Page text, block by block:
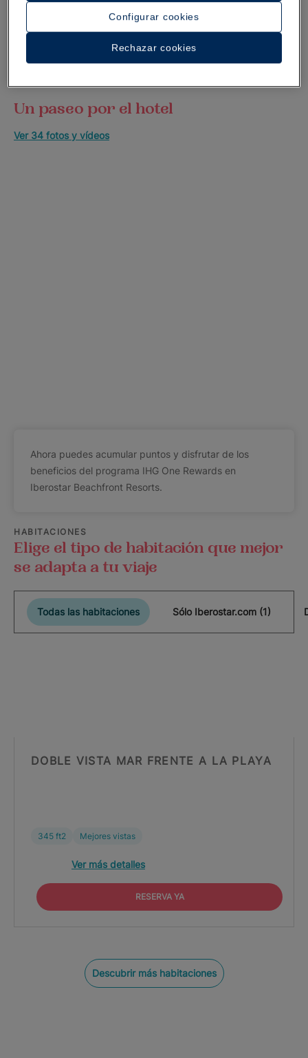
Un paseo por el hotel
Ver 34 fotos y vídeos
Ahora puedes acumular puntos y disfrutar de los
beneficios del programa IHG One Rewards en
Iberostar Beachfront Resorts.
HABITACIONES
Elige el tipo de habitación que mejor
se adapta a tu viaje
Todas las habitaciones Sólo Iberostar.com (1)
DOBLE VISTA MAR FRENTE A LA PLAYA
345 ft2 Mejores vistas
Ver más detalles
RESERVA YA
Descubrir más habitaciones
Configurar cookies
Rechazar cookies